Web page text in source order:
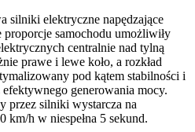
silniki elektryczne napędzające
proporcje samochodu umożliwiły
centralnie nad tylną
prawe i lewe koło, a rozkład
pod kątem stabilności i
generowania mocy.
przez silniki wystarcza na
km/h w niespełna 5 sekund.